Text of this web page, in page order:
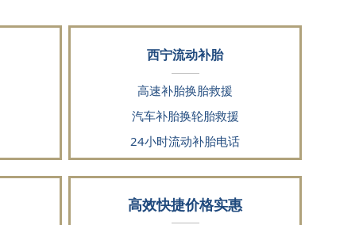
西宁流动补胎
高速补胎换胎救援
汽车补胎换轮胎救援
24小时流动补胎电话
高效快捷价格实惠